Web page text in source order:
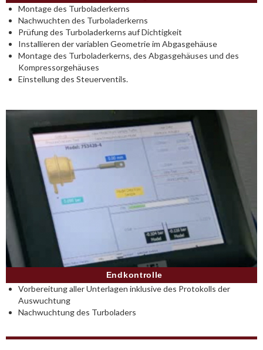
Montage des Turboladerkerns
Nachwuchten des Turboladerkerns
Prüfung des Turboladerkerns auf Dichtigkeit
Installieren der variablen Geometrie im Abgasgehäuse
Montage des Turboladerkerns, des Abgasgehäuses und des
Kompressorgehäuses
Einstellung des Steuerventils.
Endkontrolle
Vorbereitung aller Unterlagen inklusive des Protokolls der
Auswuchtung
Nachwuchtung des Turboladers